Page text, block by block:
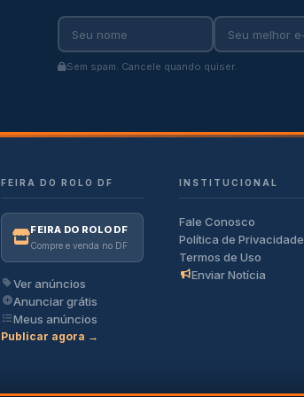
Sem spam. Cancele quando quiser.
FEIRA DO ROLO DF
FEIRA DO ROLO DF
Compre e venda no DF
Ver anúncios
Anunciar grátis
Meus anúncios
Publicar agora →
INSTITUCIONAL
Fale Conosco
Política de Privacidade
Termos de Uso
Enviar Notícia